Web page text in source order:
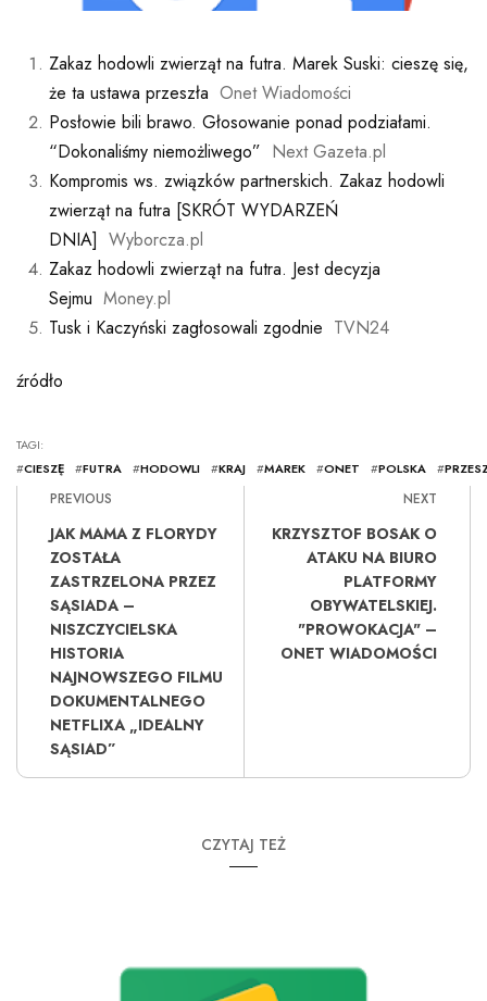
Zakaz hodowli zwierząt na futra. Marek Suski: cieszę się,
że ta ustawa przeszła Onet Wiadomości
Posłowie bili brawo. Głosowanie ponad podziałami.
“Dokonaliśmy niemożliwego” Next Gazeta.pl
Kompromis ws. związków partnerskich. Zakaz hodowli
zwierząt na futra [SKRÓT WYDARZEŃ
DNIA] Wyborcza.pl
Zakaz hodowli zwierząt na futra. Jest decyzja
Sejmu Money.pl
Tusk i Kaczyński zagłosowali zgodnie TVN24
źródło
TAGI:
#CIESZĘ #FUTRA #HODOWLI #KRAJ #MAREK #ONET #POLSKA #
PREVIOUS
JAK MAMA Z FLORYDY
ZOSTAŁA
ZASTRZELONA PRZEZ
SĄSIADA –
NISZCZYCIELSKA
HISTORIA
NAJNOWSZEGO FILMU
DOKUMENTALNEGO
NETFLIXA „IDEALNY
SĄSIAD”
NEXT
KRZYSZTOF BOSAK O
ATAKU NA BIURO
PLATFORMY
OBYWATELSKIEJ.
"PROWOKACJA" –
ONET WIADOMOŚCI
CZYTAJ TEŻ